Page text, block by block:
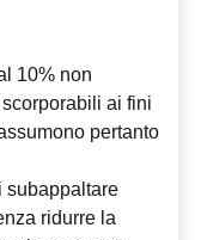
10% non
ai fini
pertanto
subappaltare
ridurre la